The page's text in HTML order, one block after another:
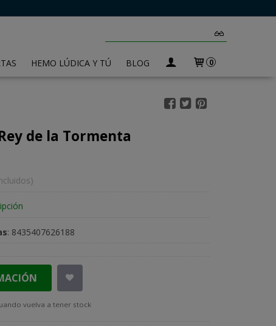
HEMO LÚDICA Y TÚ BLOG 0
de la Tormenta
: 8435407626188
vuelva a tener stock